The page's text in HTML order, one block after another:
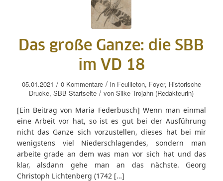
Das große Ganze: die SBB
im VD 18
05.01.2021 / 0 Kommentare / in Feuilleton, Foyer, Historische
Drucke,SBB-Startseite / vonSilke Trojahn (Redakteurin)
[Ein Beitrag von Maria Federbusch] Wenn man einmal
eine Arbeit vor hat, so ist es gut bei der Ausführung
nicht das Ganze sich vorzustellen, dieses hat bei mir
wenigstens viel Niederschlagendes, sondern man
arbeite grade an dem was man vor sich hat und das
klar, alsdann gehe man an das nächste. Georg
Christoph Lichtenberg (1742 […]